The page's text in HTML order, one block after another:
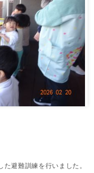
避難訓練を行いました。